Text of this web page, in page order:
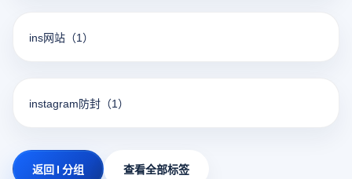
ins网站 （1）
instagram防封 （1）
返回 I 分组 查看全部标签